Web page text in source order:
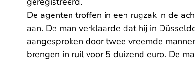
De agenten troffen in een rugzak in de
aan. De man verklaarde dat hij in
aangesproken door twee vreemde
brengen in ruil voor 5 duizend euro. De